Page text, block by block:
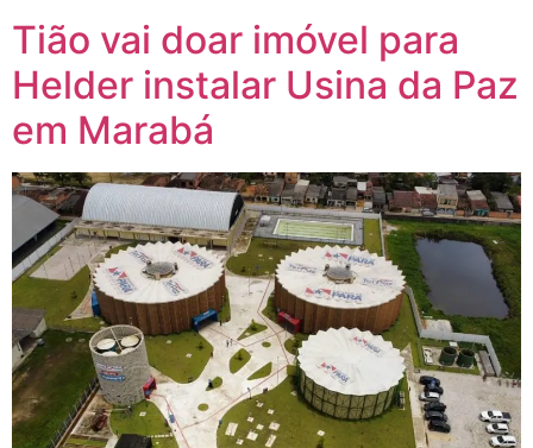
Tião vai doar imóvel para
Helder instalar Usina da Paz
em Marabá